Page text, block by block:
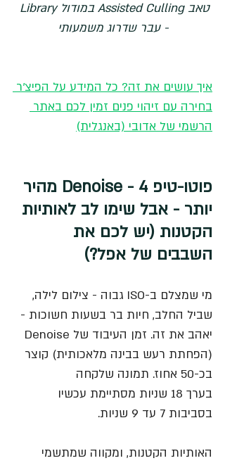
- עבר שדרוג משמעותי
איך עושים את זה? כל המידע על הפיצ'ר
בחירה עם זיהוי פנים זמין לכם באתר
הרשמי של אדובי (באנגלית)
פוטו-טיפ 4 - Denoise מהיר
יותר - אבל שימו לב לאותיות
הקטנות (יש לכם את
השבבים של אפל?)
מי שמצלם ב-ISO גבוה - צילום לילה,
שביל החלב, חיות בר בשעות חשוכות -
(הפחתת רעש בבינה מלאכותית) קוצר
בכ-50 אחוז. תמונה שלקחה
בערך 18 שניות מסתיימת עכשיו
בסביבות 7 עד 9 שניות.
האותיות הקטנות, ומקווה שמתשמי